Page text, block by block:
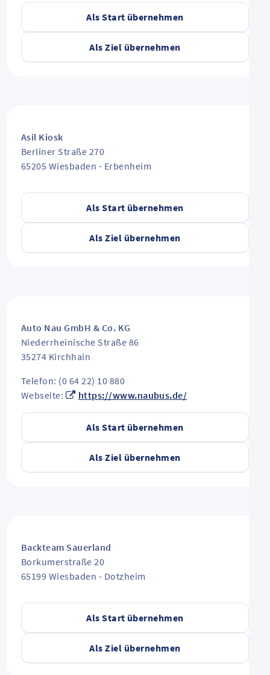
Als Start übernehmen
Als Ziel übernehmen
Als Start übernehmen
Als Ziel übernehmen
Asil Kiosk
Berliner Straße 270
65205 Wiesbaden - Erbenheim
Als Start übernehmen
Als Ziel übernehmen
Auto Nau GmbH & Co. KG
Niederrheinische Straße 86
35274 Kirchhain
Telefon: (0 64 22) 10 880
Webseite:
https://www.naubus.de/
Als Start übernehmen
Als Ziel übernehmen
Backteam Sauerland
Borkumerstraße 20
65199 Wiesbaden - Dotzheim